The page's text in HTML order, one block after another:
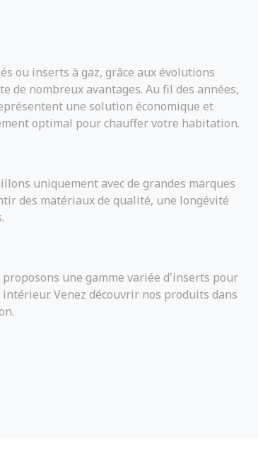
ou inserts à gaz, grâce aux évolutions
de nombreux avantages. Au fil des années,
une solution économique et
optimal pour chauffer votre habitation.
uniquement avec de grandes marques
des matériaux de qualité, une longévité
une gamme variée d'inserts pour
Venez découvrir nos produits dans